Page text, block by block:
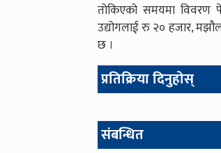
तोकिएको समयमा विवरण
उद्योगलाई रु २० हजार,
छ ।
प्रतिक्रिया दिनुहोस्
संबन्धित